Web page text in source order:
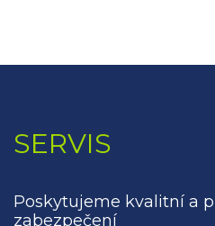
SERVIS
Poskytujeme kvalitní a
zabezpečení